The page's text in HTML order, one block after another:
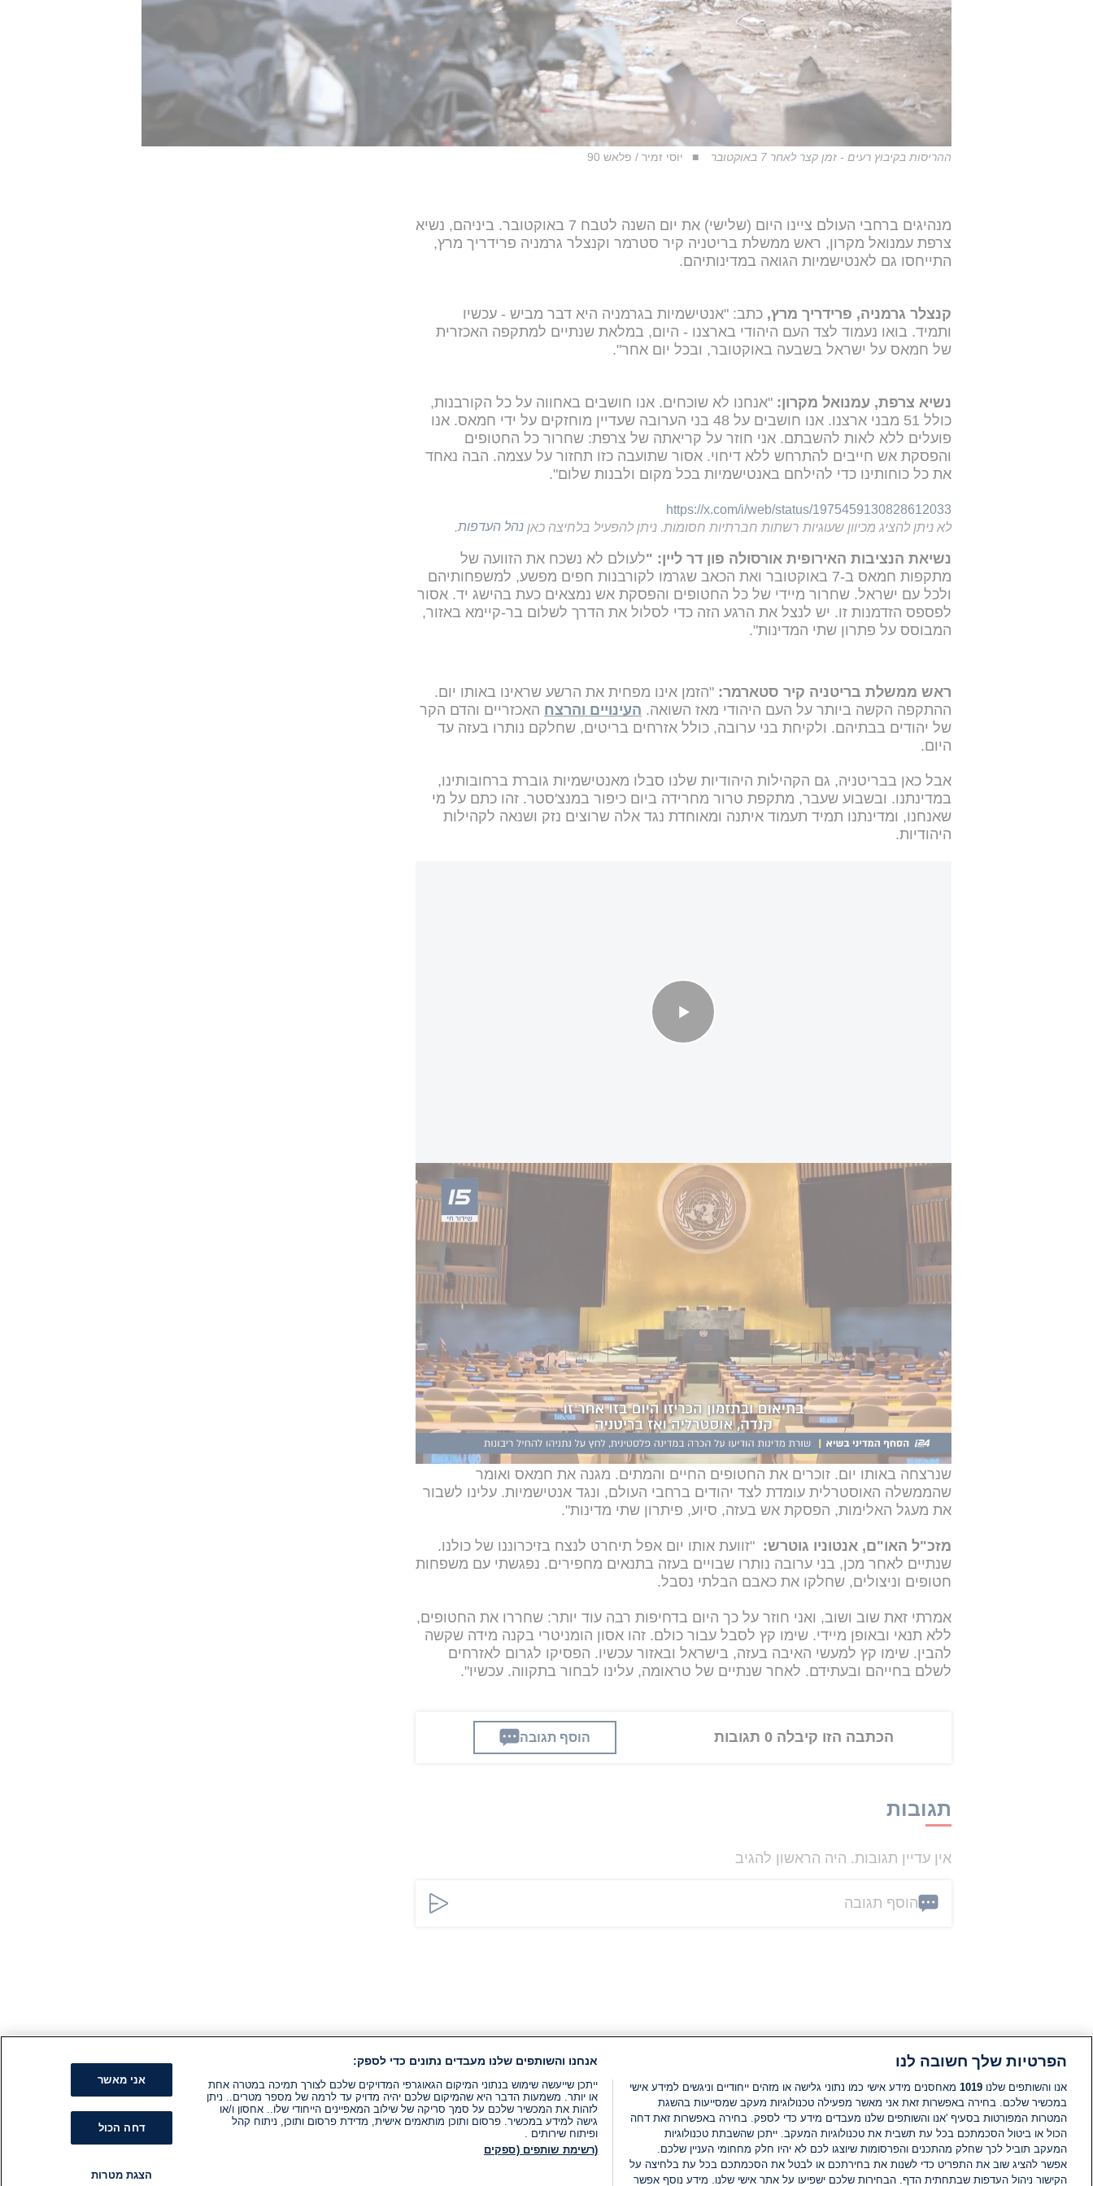
ההריסות בקיבוץ רעים - זמן קצר לאחר 7 באוקטובר יוסי זמיר / פלאש 90
מנהיגים ברחבי העולם ציינו היום (שלישי) את יום השנה לטבח 7 באוקטובר. ביניהם, נשיא
צרפת עמנואל מקרון, ראש ממשלת בריטניה קיר סטרמר וקנצלר גרמניה פרידריך מרץ,
התייחסו גם לאנטישמיות הגואה במדינותיהם.
קנצלר גרמניה, פרידריך מרץ, כתב: "אנטישמיות בגרמניה היא דבר מביש - עכשיו
ותמיד. בואו נעמוד לצד העם היהודי בארצנו - היום, במלאת שנתיים למתקפה האכזרית
של חמאס על ישראל בשבעה באוקטובר, ובכל יום אחר".
נשיא צרפת, עמנואל מקרון: "אנחנו לא שוכחים. אנו חושבים באחווה על כל הקורבנות,
כולל 51 מבני ארצנו. אנו חושבים על 48 בני הערובה שעדיין מוחזקים על ידי חמאס. אנו
פועלים ללא לאות להשבתם. אני חוזר על קריאתה של צרפת: שחרור כל החטופים
והפסקת אש חייבים להתרחש ללא דיחוי. אסור שתועבה כזו תחזור על עצמה. הבה נאחד
את כל כוחותינו כדי להילחם באנטישמיות בכל מקום ולבנות שלום".
https://x.com/i/web/status/1975459130828612033
לא ניתן להציג מכיוון שעוגיות רשתות חברתיות חסומות. ניתן להפעיל בלחיצה כאן נהל העדפות
נשיאת הנציבות האירופית אורסולה פון דר ליין: "לעולם לא נשכח את הזוועה של
מתקפות חמאס ב-7 באוקטובר ואת הכאב שגרמו לקורבנות חפים מפשע, למשפחותיהם
ולכל עם ישראל. שחרור מיידי של כל החטופים והפסקת אש נמצאים כעת בהישג יד. אסור
לפספס הזדמנות זו. יש לנצל את הרגע הזה כדי לסלול את הדרך לשלום בר-קיימא באזור,
המבוסס על פתרון שתי המדינות".
ראש ממשלת בריטניה קיר סטארמר: "הזמן אינו מפחית את הרשע שראינו באותו יום.
ההתקפה הקשה ביותר על העם היהודי מאז השואה. העינויים והרצח האכזריים והדם הקר
של יהודים בבתיהם. ולקיחת בני ערובה, כולל אזרחים בריטים, שחלקם נותרו בעזה עד
היום.
אבל כאן בבריטניה, גם הקהילות היהודיות שלנו סבלו מאנטישמיות גוברת ברחובותינו,
במדינתנו. ובשבוע שעבר, מתקפת טרור מחרידה ביום כיפור במנצ'סטר. זהו כתם על מי
שאנחנו, ומדינתנו תמיד תעמוד איתנה ומאוחדת נגד אלה שרוצים נזק ושנאה לקהילות
היהודיות.
הצונאמי המדיני: שורת המדינות שהודיעו על הכרת מדינה פלסטינית
העדיפות שלנו במזרח התיכון נותרה זהה - שחרור החטופים. הזרמת סיוע לעזה. והפסקת
אש שיכולה להוביל לשלום בר-קיימא וצודק כצעד לקראת פתרון שתי מדינות. ישראל
בטוחה ומאובטחת, לצד מדינה פלסטינית בת קיימא".
ראש ממשלת ספרד פדרו סנצ'ז:
"היום מציינים שנתיים מאז הפיגועים הנוראיים שביצע
חמאס. זהו יום שבו אנו חוזרים על גינוי נחרץ לטרור על כל צורותיו. לדרוש את שחרורם
המיידי של החטופים הישראלים. ולקרוא לנתניהו לעצור את רצח העם של העם הפלסטיני
ולפתוח מסדרון הומניטרי. דיאלוג ואיחוד שתי המדינות הם הפתרון היחיד האפשרי לסיום
הסכסוך ולהשגת עתיד של שלום".
https://x.com/i/web/status/1975447222662713849
לא ניתן להציג מכיוון שעוגיות רשתות חברתיות חסומות. ניתן להפעיל בלחיצה כאן נהל העדפות.
ראש ממשלת אוסטרליה, אנתוני אלבניזי: "זוכר את האזרחית האוסטרלית גלית קברון
שנרצחה באותו יום. זוכרים את החטופים החיים והמתים. מגנה את חמאס ואומר
שהממשלה האוסטרלית עומדת לצד יהודים ברחבי העולם, ונגד אנטישמיות. עלינו לשבור
את מעגל האלימות, הפסקת אש בעזה, סיוע, פיתרון שתי מדינות".
מזכ"ל האו"ם, אנטוניו גוטרש: "זוועת אותו יום אפל תיחרט לנצח בזיכרוננו של כולנו.
שנתיים לאחר מכן, בני ערובה נותרו שבויים בעזה בתנאים מחפירים. נפגשתי עם משפחות
חטופים וניצולים, שחלקו את כאבם הבלתי נסבל.
אמרתי זאת שוב ושוב, ואני חוזר על כך היום בדחיפות רבה עוד יותר: שחררו את החטופים,
ללא תנאי ובאופן מיידי. שימו קץ לסבל עבור כולם. זהו אסון הומניטרי בקנה מידה שקשה
להבין. שימו קץ למעשי האיבה בעזה, בישראל ובאזור עכשיו. הפסיקו לגרום לאזרחים
לשלם בחייהם ובעתידם. לאחר שנתיים של טראומה, עלינו לבחור בתקווה. עכשיו".
הכתבה הזו קיבלה 0 תגובות הוסף תגובה
תגובות
אין עדיין תגובות. היה הראשון להגיב
הוסף תגובה
הפרטיות שלך חשובה לנו
אנו והשותפים שלנו 1019 מאחסנים מידע אישי כמו נתוני גלישה או מזהים ייחודיים וניגשים למידע אישי
במכשיר שלכם. בחירה באפשרות זאת אני מאשר מפעילה טכנולוגיות מעקב שמסייעות בהשגת
המטרות המפורטות בסעיף 'אנו והשותפים שלנו מעבדים מידע כדי לספק. בחירה באפשרות זאת דחה
הכול או ביטול הסכמתכם בכל עת תשבית את טכנולוגיות המעקב. ייתכן שהשבתת טכנולוגיות
המעקב תוביל לכך שחלק מהתכנים והפרסומות שיוצגו לכם לא יהיו חלק מחחומי העניין שלכם.
אפשר להציג שוב את התפריט כדי לשנות את בחירתכם או לבטל את הסכמתכם בכל עת בלחיצה על
הקישור ניהול העדפות שבתחתית הדף. הבחירות שלכם ישפיעו על אתר אישי שלנו. מידע נוסף אפשר
אנחנו והשותפים שלנו מעבדים נתונים כדי לספק:
ייתכן שייעשה שימוש בנתוני המיקום הגאוגרפי המדויקים שלכם לצורך תמיכה במטרה אחת
או יותר. משמעות הדבר היא שהמיקום שלכם יהיה מדויק עד לרמה של מספר מטרים.. ניתן
לזהות את המכשיר שלכם על סמך סריקה של שילוב המאפיינים הייחודי שלו.. אחסון ו/או
גישה למידע במכשיר. פרסום ותוכן מותאמים אישית, מדידת פרסום ותוכן, ניתוח קהל
ופיתוח שירותים .
(רשימת שותפים (ספקים
אני מאשר
דחה הכול
הצגת מטרות